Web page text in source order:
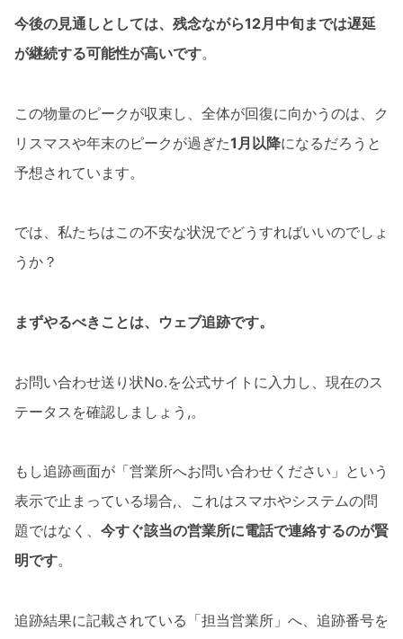
今後の見通しとしては、残念ながら12月中旬までは遅延
が継続する可能性が高いです。
この物量のピークが収束し、全体が回復に向かうのは、ク
リスマスや年末のピークが過ぎた1月以降になるだろうと
予想されています。
では、私たちはこの不安な状況でどうすればいいのでしょ
うか？
まずやるべきことは、ウェブ追跡です。
お問い合わせ送り状No.を公式サイトに入力し、現在のス
テータスを確認しましょう,。
もし追跡画面が「営業所へお問い合わせください」という
表示で止まっている場合,、これはスマホやシステムの問
題ではなく、 今すぐ該当の営業所に電話で連絡するのが賢
明です。
追跡結果に記載されている「担当営業所」へ、追跡番号を